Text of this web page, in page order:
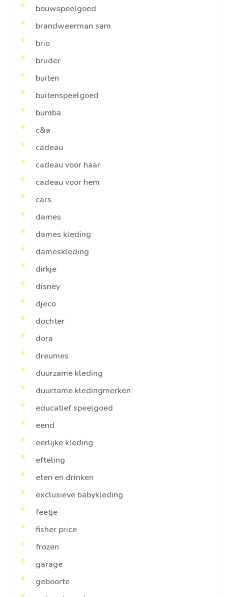
bouwspeelgoed
brandweerman sam
brio
bruder
buiten
buitenspeelgoed
bumba
c&a
cadeau
cadeau voor haar
cadeau voor hem
cars
dames
dames kleding
dameskleding
dirkje
disney
djeco
dochter
dora
dreumes
duurzame kleding
duurzame kledingmerken
educatief speelgoed
eend
eerlijke kleding
efteling
eten en drinken
exclusieve babykleding
feetje
fisher price
frozen
garage
geboorte